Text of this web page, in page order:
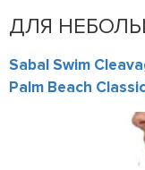
ДЛЯ
Sabal Swim
Palm Beach